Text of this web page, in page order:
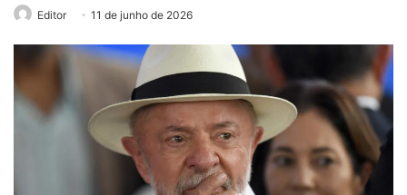
Editor 11 de junho de 2026